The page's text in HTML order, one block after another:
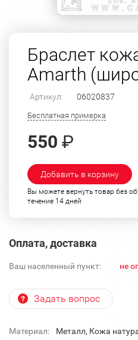
Браслет
Amarth
Артикул: 06020837
Бесплатная примерка
550 ₽
Добавить в корзину
Вы можете вернуть товар без
течение 14 дней
Оплата, доставка
Ваш населенный пункт: не
Задать вопрос
Материал:
Металл, Кожа